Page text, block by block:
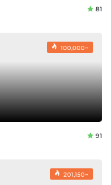
81
100,000~
91
201,150~